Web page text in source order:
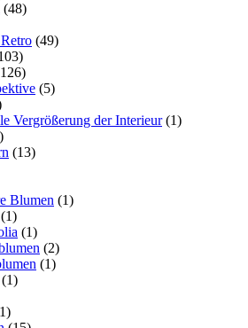
(48)
(49)
(5)
Vergrößerung der Interieur (1)
(13)
Blumen (1)
(1)
(1)
(2)
(1)
(1)